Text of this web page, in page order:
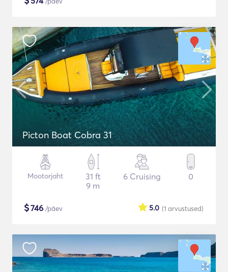
Picton Boat Cobra 31
Mootorjaht
31 ft
9 m
6 Cruising 0
$746 /päev (1 arvustused)
5.0